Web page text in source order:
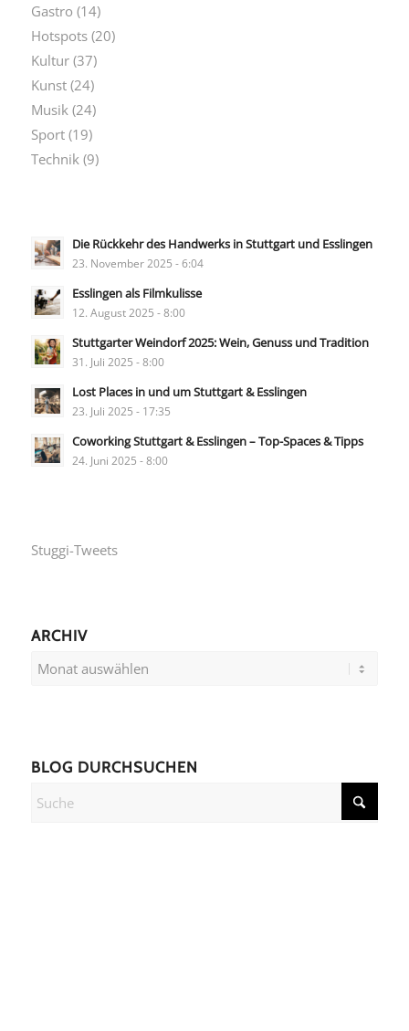
Gastro (14)
Hotspots(20)
Kultur(37)
Kunst(24)
Musik (24)
Sport(19)
Technik (9)
Die Rückkehr des Handwerks in Stuttgart und Esslingen
23. November 2025 - 6:04
Esslingen als Filmkulisse
12. August 2025 - 8:00
Stuttgarter Weindorf 2025: Wein, Genuss und Tradition
31. Juli 2025 - 8:00
Lost Places in und um Stuttgart & Esslingen
23. Juli 2025 - 17:35
Coworking Stuttgart & Esslingen – Top-Spaces & Tipps
24. Juni 2025 - 8:00
Stuggi-Tweets
ARCHIV
BLOG DURCHSUCHEN